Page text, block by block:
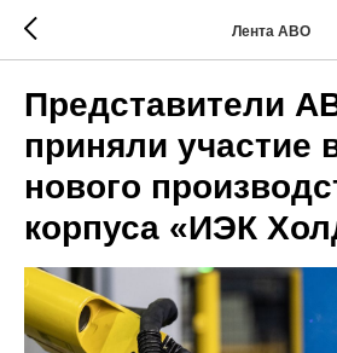
Лента АВО
Представители
приняли участие
нового
корпуса «ИЭК